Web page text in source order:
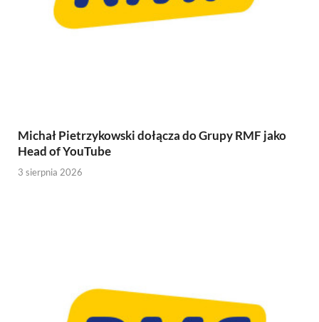
Michał Pietrzykowski dołącza do Grupy RMF jako
Head of YouTube
3 sierpnia 2026